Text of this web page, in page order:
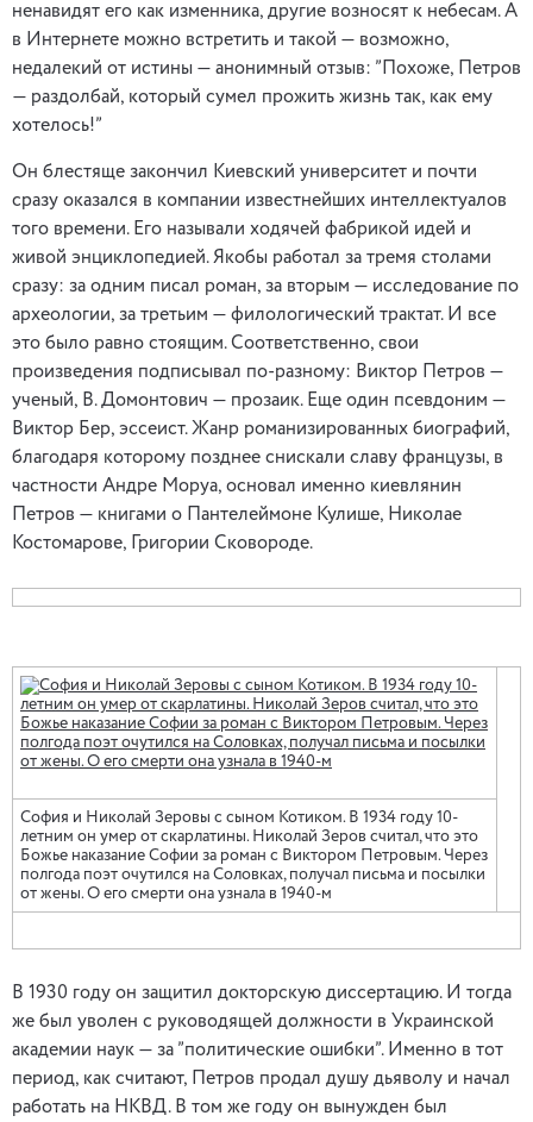
ненавидят его как изменника, другие возносят к небесам. А
в Интернете можно встретить и такой — возможно,
недалекий от истины — анонимный отзыв: ”Похоже, Петров
— раздолбай, который сумел прожить жизнь так, как ему
хотелось!”
Он блестяще закончил Киевский университет и почти
сразу оказался в компании известнейших интеллектуалов
того времени. Его называли ходячей фабрикой идей и
живой энциклопедией. Якобы работал за тремя столами
сразу: за одним писал роман, за вторым — исследование по
археологии, за третьим — филологический трактат. И все
это было равно стоящим. Соответственно, свои
произведения подписывал по-разному: Виктор Петров —
ученый, В. Домонтович — прозаик. Еще один псевдоним —
Виктор Бер, эссеист. Жанр романизированных биографий,
благодаря которому позднее снискали славу французы, в
частности Андре Моруа, основал именно киевлянин
Петров — книгами о Пантелеймоне Кулише, Николае
Костомарове, Григории Сковороде.
София и Николай Зеровы с сыном Котиком. В 1934 году 10-
летним он умер от скарлатины. Николай Зеров считал, что это
Божье наказание Софии за роман с Виктором Петровым. Через
полгода поэт очутился на Соловках, получал письма и посылки
от жены. О его смерти она узнала в 1940-м
В 1930 году он защитил докторскую диссертацию. И тогда
же был уволен с руководящей должности в Украинской
академии наук — за ”политические ошибки”. Именно в тот
период, как считают, Петров продал душу дьяволу и начал
работать на НКВД. В том же году он вынужден был